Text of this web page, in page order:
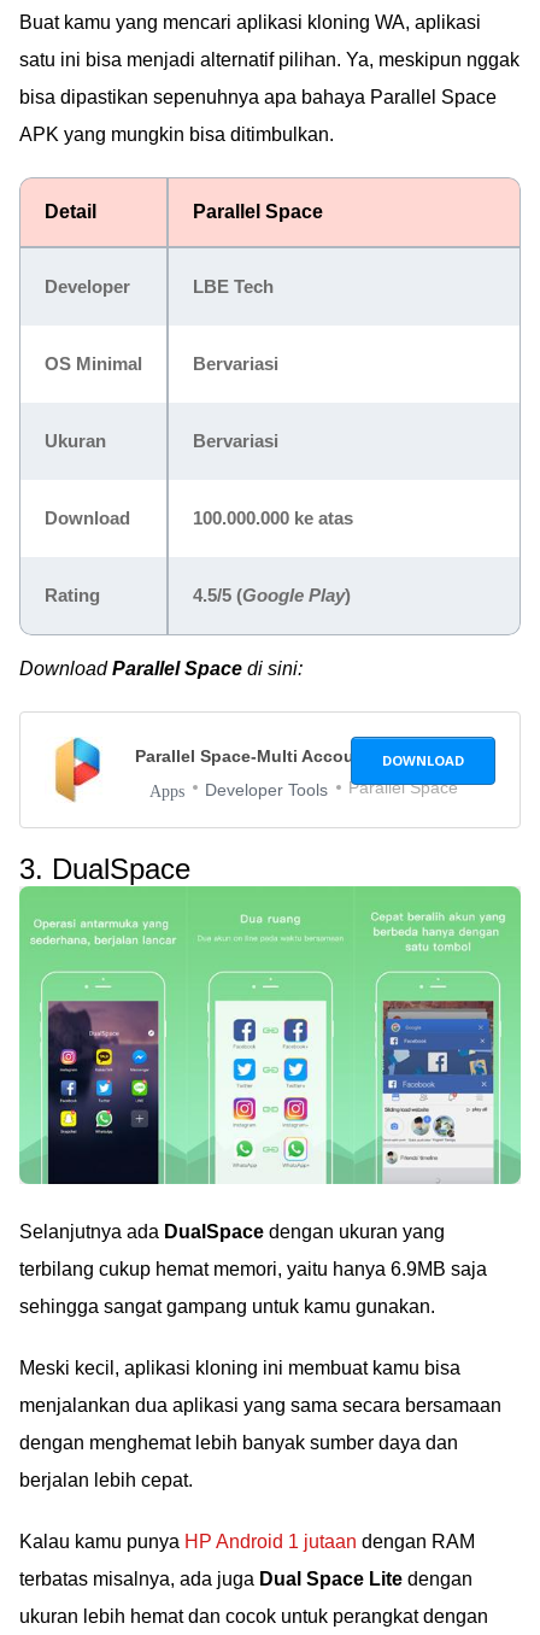
Buat kamu yang mencari aplikasi kloning WA, aplikasi
satu ini bisa menjadi alternatif pilihan. Ya, meskipun nggak
bisa dipastikan sepenuhnya apa bahaya Parallel Space
APK yang mungkin bisa ditimbulkan.
Detail Parallel Space
Developer LBE Tech
OS Minimal Bervariasi
Ukuran Bervariasi
Download 100.000.000 ke atas
Rating 4.5/5 (Google Play)
Download Parallel Space di sini:
Parallel Space-Multi Accounts4.0.8910
Apps Developer Tools Parallel Space
DOWNLOAD
3. DualSpace
Selanjutnya ada DualSpace dengan ukuran yang
terbilang cukup hemat memori, yaitu hanya 6.9MB saja
sehingga sangat gampang untuk kamu gunakan.
Meski kecil, aplikasi kloning ini membuat kamu bisa
menjalankan dua aplikasi yang sama secara bersamaan
dengan menghemat lebih banyak sumber daya dan
berjalan lebih cepat.
Kalau kamu punya HP Android 1 jutaan dengan RAM
terbatas misalnya, ada juga Dual Space Lite dengan
ukuran lebih hemat dan cocok untuk perangkat dengan